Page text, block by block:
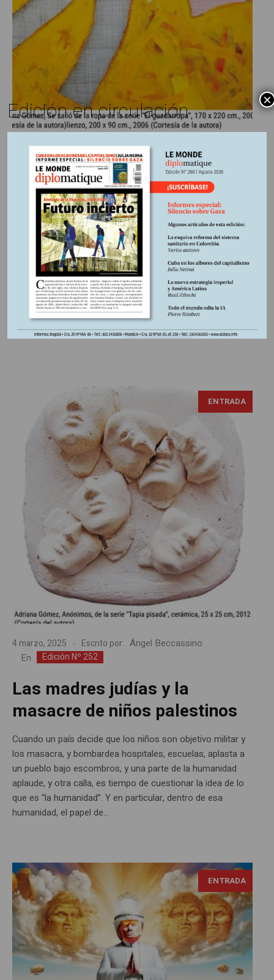
4 marzo, 2025 Escrito por: Mathias Delori
Edición Nº 252
Acerca de los “escudos
humanos”
En Gaza, el uso de “escudos humanos” plantea preguntas
sobre la legalidad de matar civiles. A medida que la
inteligencia artificial transforma la guerra, las altas tasas de
víctimas reflejan un cambio en las normas de
enfrentamiento y la ética del conflicto armado. Suscríbase
https://libreria.desdeabajo.info/index.php?
route=product/product&product_id=180&search=suscri
ENTRADA
4 marzo, 2025 Escrito por: Ángel Beccassino
En Edición Nº 252
Las madres judías y la
masacre de niños palestinos
Cuando un país decide que los niños son objetivo militar y
los masacra, y bombardea hospitales, escuelas, aplasta a
un pueblo bajo escombros, y una parte de la humanidad
aplaude, y otra calla, es tiempo de cuestionar la idea de lo
que es “la humanidad”. Y en particular, dentro de esa
humanidad, el papel de...
ENTRADA
Edición en circulación ×